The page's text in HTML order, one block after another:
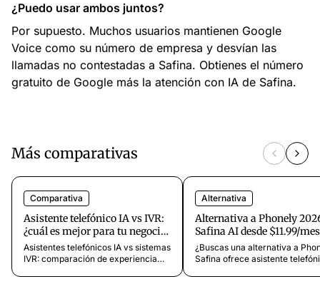
¿Puedo usar ambos juntos?
Por supuesto. Muchos usuarios mantienen Google
Voice como su número de empresa y desvían las
llamadas no contestadas a Safina. Obtienes el número
gratuito de Google más la atención con IA de Safina.
Más comparativas
Comparativa
Asistente telefónico IA vs IVR:
¿cuál es mejor para tu negocio
en 2026?
Asistentes telefónicos IA vs sistemas
IVR: comparación de experiencia
Alternativa
Alternativa a Phonely
Safina AI desde $11.99/mes
¿Buscas una alternativa a
Safina ofrece asistente